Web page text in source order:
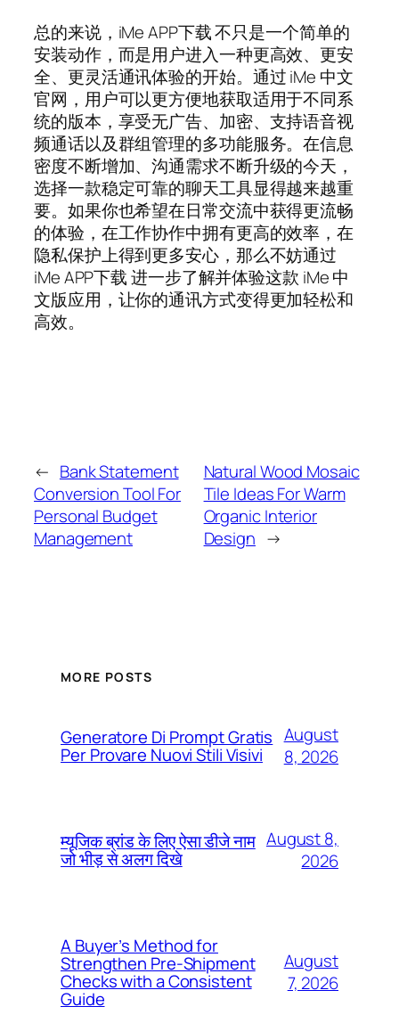
总的来说，iMe APP下载 不只是一个简单的
安装动作，而是用户进入一种更高效、更安
全、更灵活通讯体验的开始。通过 iMe 中文
官网，用户可以更方便地获取适用于不同系
统的版本，享受无广告、加密、支持语音视
频通话以及群组管理的多功能服务。在信息
密度不断增加、沟通需求不断升级的今天，
选择一款稳定可靠的聊天工具显得越来越重
要。如果你也希望在日常交流中获得更流畅
的体验，在工作协作中拥有更高的效率，在
隐私保护上得到更多安心，那么不妨通过
iMe APP下载 进一步了解并体验这款 iMe 中
文版应用，让你的通讯方式变得更加轻松和
高效。
← Bank Statement
Conversion Tool For
Personal Budget
Management
Natural Wood Mosaic
Tile Ideas For Warm
Organic Interior
Design →
MORE POSTS
Generatore Di Prompt Gratis
Per Provare Nuovi Stili Visivi
August
8, 2026
म्यूजिक ब्रांड के लिए ऐसा डीजे नाम
जो भीड़ से अलग दिखे
August 8,
2026
A Buyer’s Method for
Strengthen Pre-Shipment
Checks with a Consistent
Guide
August
7, 2026